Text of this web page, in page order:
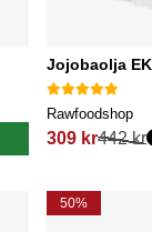
Jojobaolja
Rawfoodshop
309 kr
Ordinarie442 kr
50%